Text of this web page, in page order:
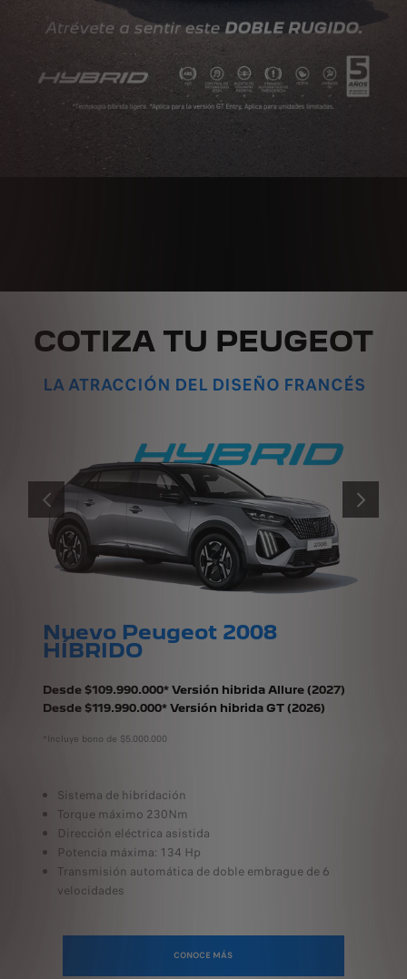
COTIZA TU PEUGEOT
LA ATRACCIÓN DEL DISEÑO FRANCÉS
ANTERIOR
Nuevo Peugeot 2008
HÍBRIDO
Desde $109.990.000* Versión hibrida Allure (2027)
Desde $119.990.000* Versión hibrida GT (2026)
*Incluye bono de $5.000.000
Sistema de hibridación
Torque máximo 230Nm
Dirección eléctrica asistida
Potencia máxima: 134 Hp
Transmisión automática de doble embrague de 6
velocidades
CONOCE MÁS
PRÓXIMO